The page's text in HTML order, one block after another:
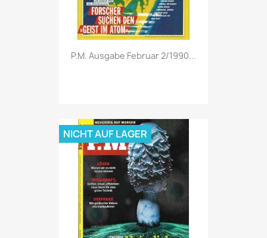
Vorschau
P.M. Ausgabe Februar 2/1990...
NICHT AUF LAGER